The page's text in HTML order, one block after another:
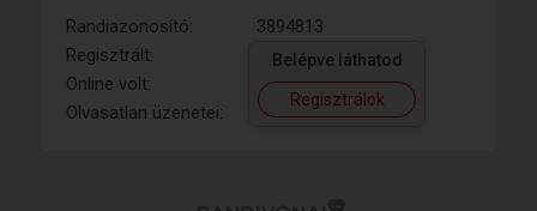
Randiazonosító:
3894813
Regisztrált:
Online volt:
Olvasatlan üzenetei:
Belépve láthatod
Regisztrálok